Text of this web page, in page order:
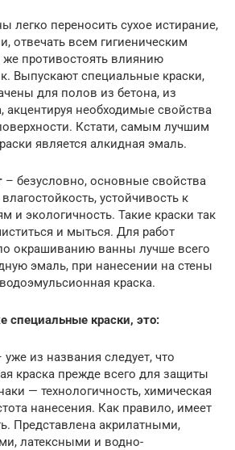
легко переносить сухое истирание,
отвечать всем гигиеническим
же противостоять влиянию
Выпускают специальные краски,
для полов из бетона, из
акцентируя необходимые свойства
Кстати, самым лучшим
является алкидная эмаль.
– безусловно, основные свойства
устойчивость к
и экологичность. Такие краски так
и мыться. Для работ
окрашиванию ванны лучше всего
эмаль, при нанесении на стены
краска.
специальные краски, это:
уже из названия следует, что
краска прежде всего для защиты
— технологичность, химическая
нанесения. Как правило, имеет
Представлена акрилатными,
латексными и водно-